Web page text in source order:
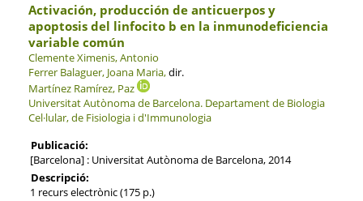
Activación, producción de anticuerpos y
apoptosis del linfocito b en la inmunodeficiencia
variable común
Clemente Ximenis, Antonio
Ferrer Balaguer, Joana Maria,dir.
Martínez Ramírez, Paz
Universitat Autònoma de Barcelona. Departament de Biologia
Cel·lular, de Fisiologia i d'Immunologia
Publicació:
[Barcelona] : Universitat Autònoma de Barcelona, 2014
Descripció:
1 recurs electrònic (175 p.)